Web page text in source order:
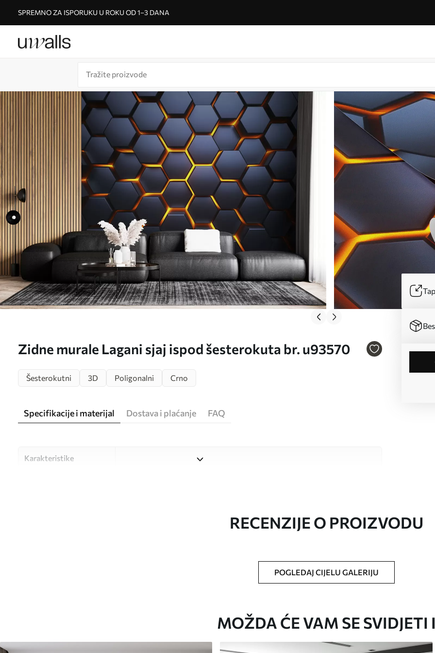
SPREMNO ZA ISPORUKU U ROKU OD 1–3 DANA
Zidne murale Lagani sjaj ispod šesterokuta br. u93570
Šesterokutni 3D Poligonalni Crno
Specifikacije i materijal Dostava i plaćanje FAQ
Karakteristike
Slika se ispisuje u veličini koju ste odredili, izrezana na identične trake
RECENZIJE O PROIZVODU
POGLEDAJ CIJELU GALERIJU
MOŽDA ĆE VAM SE SVIDJETI